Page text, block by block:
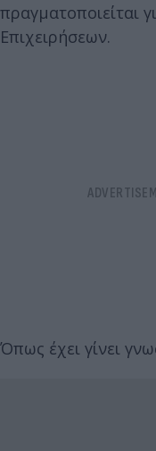
πραγματοποιείται
Επιχειρήσεων.
Όπως έχει γίνει